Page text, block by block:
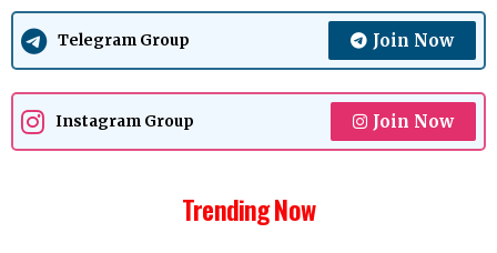
Telegram Group Join Now
Instagram Group Join Now
Trending Now